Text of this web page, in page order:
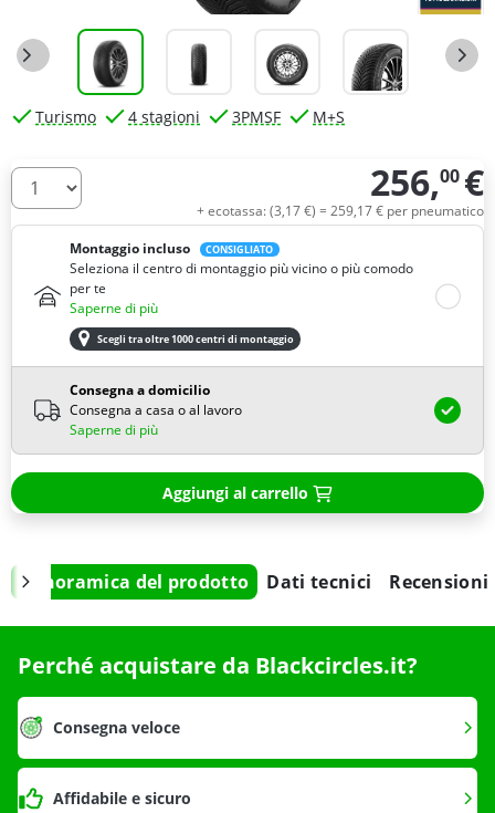
Turismo 4 stagioni 3PMSF M+S
Quantità 256,00 €
+ ecotassa: (3,17€) = 259,17€ per pneumatico
Montaggio incluso
CONSIGLIATO
Seleziona il centro di montaggio più vicino o più comodo
per te
Saperne di più
Scegli tra oltre 1000 centri di montaggio
Consegna a domicilio
Consegna a casa o al lavoro
Saperne di più
Aggiungi al carrello
Panoramica del prodotto Dati tecnici Recensioni
Perché acquistare da Blackcircles.it?
Consegna veloce
Affidabile e sicuro